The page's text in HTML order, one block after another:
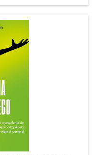
parapecie? Alchemia
źródło...